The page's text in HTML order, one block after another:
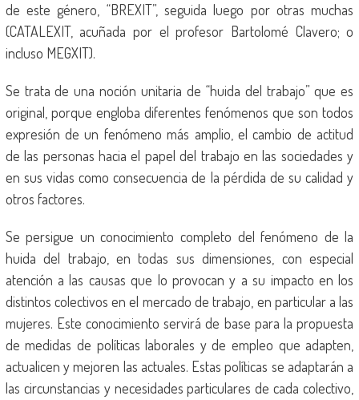
de este género, “BREXIT”, seguida luego por otras muchas
(CATALEXIT, acuñada por el profesor Bartolomé Clavero; o
incluso MEGXIT).
Se trata de una noción unitaria de “huida del trabajo” que es
original, porque engloba diferentes fenómenos que son todos
expresión de un fenómeno más amplio, el cambio de actitud
de las personas hacia el papel del trabajo en las sociedades y
en sus vidas como consecuencia de la pérdida de su calidad y
otros factores.
Se persigue un conocimiento completo del fenómeno de la
huida del trabajo, en todas sus dimensiones, con especial
atención a las causas que lo provocan y a su impacto en los
distintos colectivos en el mercado de trabajo, en particular a las
mujeres. Este conocimiento servirá de base para la propuesta
de medidas de políticas laborales y de empleo que adapten,
actualicen y mejoren las actuales. Estas políticas se adaptarán a
las circunstancias y necesidades particulares de cada colectivo,